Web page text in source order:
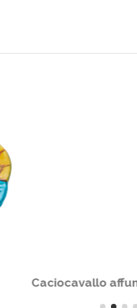
Caciocavallo